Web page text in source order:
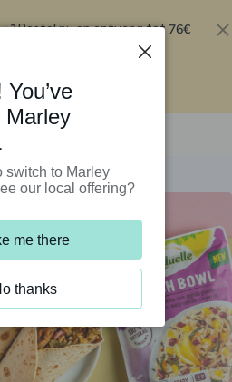
Bestel nu en ontvang tot 76€
Marley
switch to Marley
our local offering?
me there
thanks